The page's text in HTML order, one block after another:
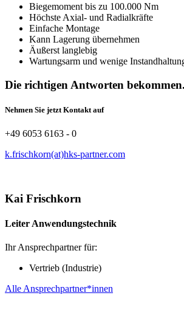
Biegemoment bis zu 100.000 Nm
Höchste Axial- und Radialkräfte
Einfache Montage
Kann Lagerung übernehmen
Äußerst langlebig
Wartungsarm und wenige
Die richtigen Antworten bekommen.
Nehmen Sie jetzt Kontakt auf
+49 6053 6163 - 0
k.frischkorn(at)hks-partner.com
Kai Frischkorn
Leiter Anwendungstechnik
Ihr Ansprechpartner für:
Vertrieb (Industrie)
Alle Ansprechpartner*innen